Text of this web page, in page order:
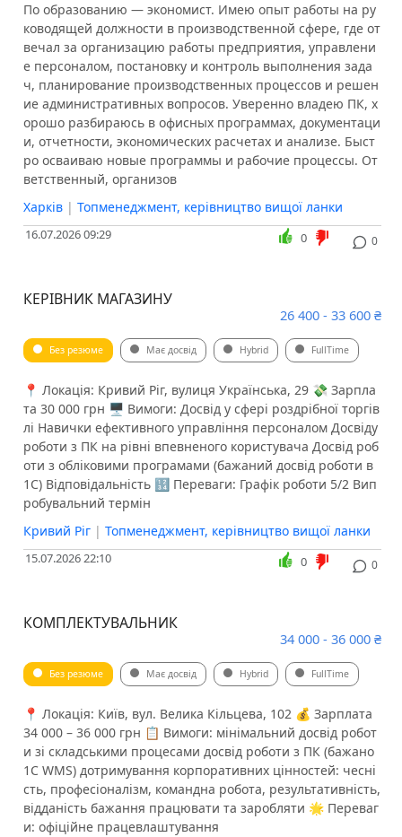
По образованию — экономист. Имею опыт работы на ру
ководящей должности в производственной сфере, где от
вечал за организацию работы предприятия, управлени
е персоналом, постановку и контроль выполнения зада
ч, планирование производственных процессов и решен
ие административных вопросов. Уверенно владею ПК, х
орошо разбираюсь в офисных программах, документаци
и, отчетности, экономических расчетах и анализе. Быст
ро осваиваю новые программы и рабочие процессы. От
ветственный, организов
Харків | Топменеджмент, керівництво вищої ланки
16.07.2026 09:29 0
0
КЕРІВНИК МАГАЗИНУ
26 400 - 33 600 ₴
Без резюме Має досвід Hybrid FullTime
📍 Локація: Кривий Ріг, вулиця Українська, 29 💸 Зарпла
та 30 000 грн 🖥 Вимоги: Досвід у сфері роздрібної торгів
лі Навички ефективного управління персоналом Досвіду
роботи з ПК на рівні впевненого користувача Досвід роб
оти з обліковими програмами (бажаний досвід роботи в
1С) Відповідальність 🔢 Переваги: Графік роботи 5/2 Вип
робувальний термін
Кривий Ріг | Топменеджмент, керівництво вищої ланки
15.07.2026 22:10 0
0
КОМПЛЕКТУВАЛЬНИК
34 000 - 36 000 ₴
Без резюме Має досвід Hybrid FullTime
📍 Локація: Київ, вул. Велика Кільцева, 102 💰 Зарплата
34 000 – 36 000 грн 📋 Вимоги: мінімальний досвід робот
и зі складськими процесами досвід роботи з ПК (бажано
1С WMS) дотримування корпоративних цінностей: чесні
сть, професіоналізм, командна робота, результативність,
відданість бажання працювати та заробляти 🌟 Переваг
и: офіційне працевлаштування